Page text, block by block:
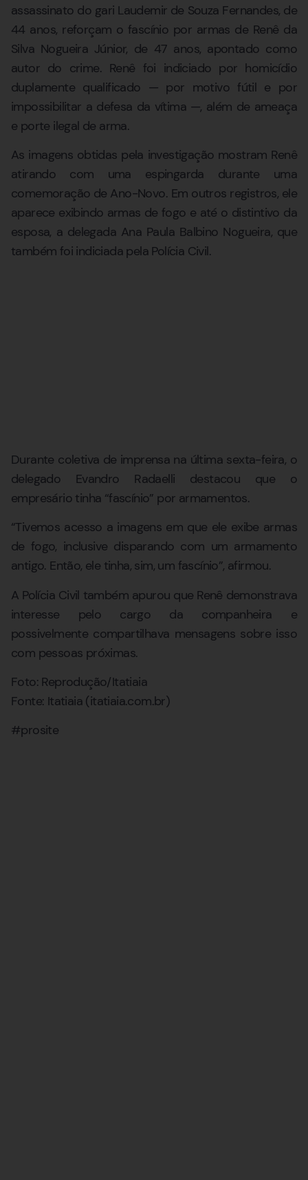
assassinato do gari Laudemir de Souza Fernandes, de
44 anos, reforçam o fascínio por armas de Renê da
Silva Nogueira Júnior, de 47 anos, apontado como
autor do crime. Renê foi indiciado por homicídio
duplamente qualificado — por motivo fútil e por
impossibilitar a defesa da vítima —, além de ameaça
e porte ilegal de arma.
As imagens obtidas pela investigação mostram Renê
atirando com uma espingarda durante uma
comemoração de Ano-Novo. Em outros registros, ele
aparece exibindo armas de fogo e até o distintivo da
esposa, a delegada Ana Paula Balbino Nogueira, que
também foi indiciada pela Polícia Civil.
Durante coletiva de imprensa na última sexta-feira, o
delegado Evandro Radaelli destacou que o
empresário tinha “fascínio” por armamentos.
“Tivemos acesso a imagens em que ele exibe armas
de fogo, inclusive disparando com um armamento
antigo. Então, ele tinha, sim, um fascínio”, afirmou.
A Polícia Civil também apurou que Renê demonstrava
interesse pelo cargo da companheira e
possivelmente compartilhava mensagens sobre isso
com pessoas próximas.
Foto: Reprodução/Itatiaia
Fonte: Itatiaia (itatiaia.com.br)
#prosite